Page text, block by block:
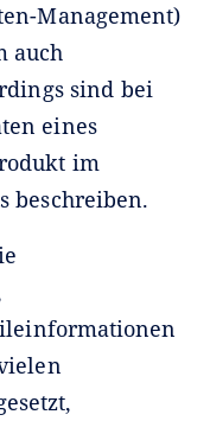
Management)
auch
sind bei
eines
im
beschreiben.